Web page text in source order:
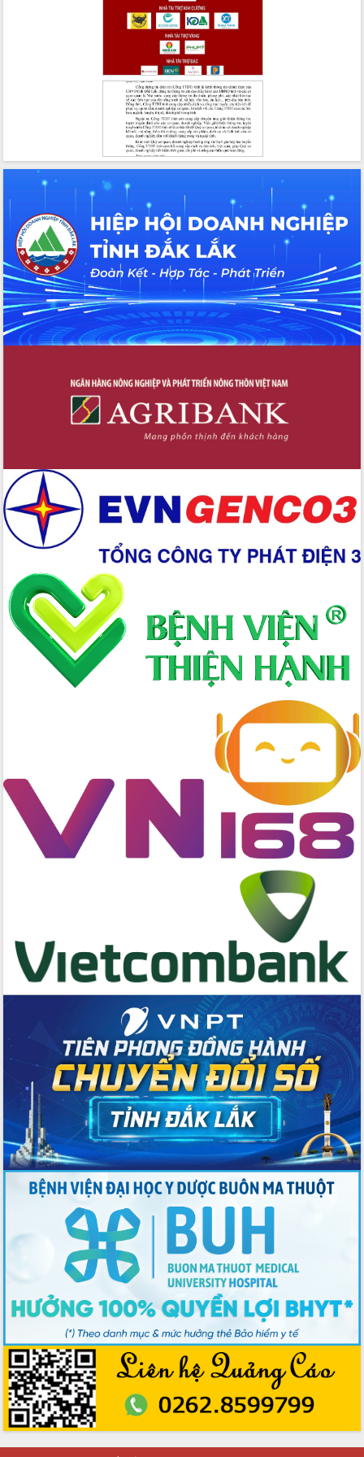
Sôi nổi Hội đua ngựa truyền thống Gò
Thì Thùng mừng Xuân Bính Ngọ 2026
Lãnh đạo tỉnh dâng hương tưởng niệm
tại Đập Đồng Cam đầu Xuân Bính Ngọ
Ngành nông nghiệp phấn đấu tăng
trưởng đạt 5,86% trong năm 2026
UBND tỉnh Đắk Lắk triển khai công tác
quốc phòng, quân sự địa phương năm
Đắk Lắk tập trung toàn lực khắc phục
tồn tại IUU, sẵn sàng làm việc với
Đoàn thanh tra EC
Chủ tịch UBND tỉnh Tạ Anh Tuấn thăm,
chúc mừng các bệnh viện nhân Ngày
Thầy thuốc Việt Nam
Rộn ràng lễ hội truyền thống Sông
nước Đà Nông lần thứ I năm 2026
Kỳ họp Chuyên đề lần thứ Năm, HĐND
Thống nhất danh sách giới thiệu ứng
cử đại biểu Quốc hội khoá XVI và đại
biểu HĐND tỉnh Đắk Lắk, nhiệm kỳ
trọng trong kỷ nguyên mới
Hội nghị lần thứ tư Ban Chỉ đạo công
tác bầu cử tỉnh Đắk Lắk
Hội nghị Báo cáo viên Trung ương
tháng 01/2026
Phó Thủ tướng Hồ Quốc Dũng đánh giá
cao kết quả Chiến dịch Quang Trung
tại Đắk Lắk
Hội nghị Ban Chấp hành Đảng bộ tỉnh
Đắk Lắk lần thứ 2 (mở rộng)
Tập trung giải phóng mặt bằng, đẩy
nhanh tiến độ Tuyến đường bộ ven
quốc phòng, quân sự địa phương năm
Tập trung triển khai quyết liệt, đồng bộ
các giải pháp nhằm thực hiện hiệu quả
các nhiệm vụ đề ra năm 2025
nghiệp nước ngoài
Đắk Lắk định vị thương hiệu du lịch
“Biển – Rừng – Cà phê” trong không
gian phát triển mới
Hội nghị chia sẻ kinh nghiệm, chuyển
giao kỹ thuật y tế, định hướng phát
triển chuyên sâu đến 2030
Chuyển đổi số mở ra không gian phát
triển trong lĩnh vực văn hóa, du lịch
Công bố quyết định của Ban Thường
vụ Tỉnh ủy về công tác cán bộ.
Thủ tướng Phạm Minh Chính: Khẩn
trương tái thiết cuộc sống người dân
sau thiên tai
Tập trung nâng cao chất lượng, tổ
chức sản xuất sầu riêng theo hướng
Đẩy nhanh công tác khắc phục, ổn
định đời sống Nhân dân sau bão số 13
Bí thư Tỉnh ủy Lương Nguyễn Minh
Triết dự Ngày hội đại đoàn kết tại
Buôn Đăk Tuôr, xã Cư Pui
Khởi công xây dựng Trường Phổ thông
nội trú liên cấp tiểu học và THCS xã Ia
Rvê
Phó Thủ tướng Chính phủ Mai Văn
Chính chia sẻ, động viên người dân
chịu ảnh hưởng nặng từ bão số 13